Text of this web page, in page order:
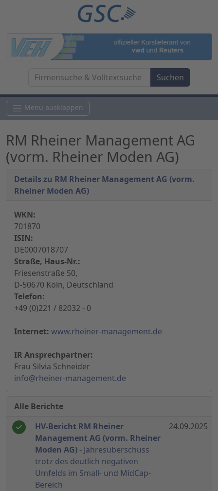
Menü ausklappen
RM Rheiner Management AG
(vorm. Rheiner Moden AG)
Details zu RM Rheiner Management AG (vorm.
Rheiner Moden AG)
WKN:
701870
ISIN:
DE0007018707
Straße, Haus-Nr.:
Friesenstraße 50,
D-50670 Köln, Deutschland
Telefon:
+49 (0)221 / 82032 - 0
Internet: www.rheiner-management.de
IR Ansprechpartner:
Frau Silvia Schneider
info@rheiner-management.de
Alle Berichte
HV-Bericht RM Rheiner
Management AG (vorm. Rheiner
Moden AG) - Jahresüberschuss
trotz des deutlich negativen
Umfelds im Small- und MidCap-
Bereich
24.09.2025